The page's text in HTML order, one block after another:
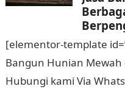
9933 588
[elementor-template
Bangun Hunian Mewah
Hubungi kami Via